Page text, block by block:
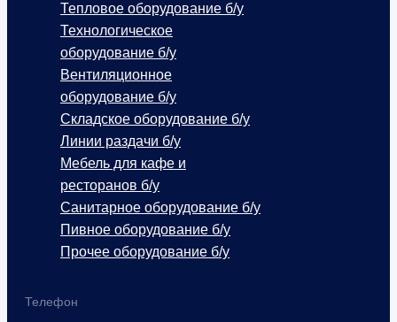
Телефон
Тепловое оборудование б/у
Технологическое
оборудование б/у
Вентиляционное
оборудование б/у
Складское оборудование б/у
Линии раздачи б/у
Мебель для кафе и
ресторанов б/у
Санитарное оборудование б/у
Пивное оборудование б/у
Прочее оборудование б/у